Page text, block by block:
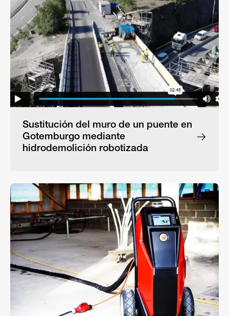
Sustitución del muro de un puente en
Gotemburgo mediante
hidrodemolición robotizada